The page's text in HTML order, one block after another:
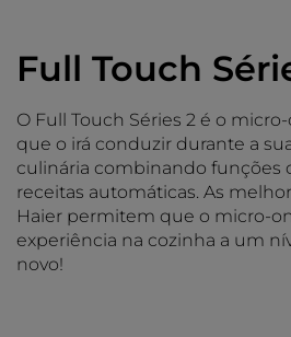
Full Touch
O Full Touch Séries 2 é o
que o irá conduzir durante a
culinária combinando funções
receitas automáticas. As
Haier permitem que o micro-
experiência na cozinha a um
novo!